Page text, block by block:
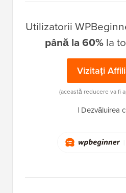
Utilizatorii
până la 60% la
Vizitați
(această reducere va fi
| Dezvăluirea